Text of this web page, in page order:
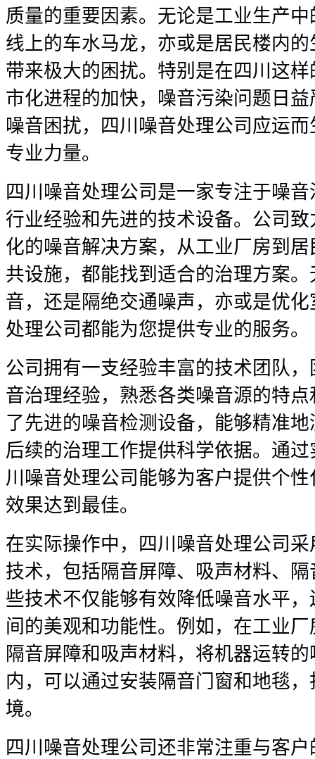
质量的重要因素。无论是工业生产
线上的车水马龙，亦或是居民楼内
带来极大的困扰。特别是在四川这
市化进程的加快，噪音污染问题日
噪音困扰，四川噪音处理公司应运
专业力量。
四川噪音处理公司是一家专注于噪
行业经验和先进的技术设备。公司
化的噪音解决方案，从工业厂房到
共设施，都能找到适合的治理方案
音，还是隔绝交通噪声，亦或是优
处理公司都能为您提供专业的服务。
公司拥有一支经验丰富的技术团队
音治理经验，熟悉各类噪音源的特
了先进的噪音检测设备，能够精准
后续的治理工作提供科学依据。通
川噪音处理公司能够为客户提供个
效果达到最佳。
在实际操作中，四川噪音处理公司
技术，包括隔音屏障、吸声材料、
些技术不仅能够有效降低噪音水平
间的美观和功能性。例如，在工业
隔音屏障和吸声材料，将机器运转
内，可以通过安装隔音门窗和地毯
境。
四川噪音处理公司还非常注重与客